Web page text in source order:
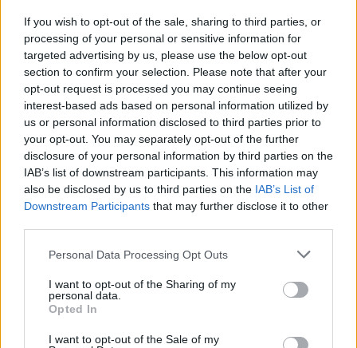
If you wish to opt-out of the sale, sharing to third parties, or
processing of your personal or sensitive information for
targeted advertising by us, please use the below opt-out
section to confirm your selection. Please note that after your
opt-out request is processed you may continue seeing
interest-based ads based on personal information utilized by
us or personal information disclosed to third parties prior to
your opt-out. You may separately opt-out of the further
disclosure of your personal information by third parties on the
IAB’s list of downstream participants. This information may
also be disclosed by us to third parties on the IAB’s List of
Downstream Participants that may further disclose it to other
Personal Data Processing Opt Outs
I want to opt-out of the Sharing of my
personal data.
Opted In
I want to opt-out of the Sale of my
πρόγραμμα στήριξης- Κάλυψη εισφορών ΕΔΟΕΑΠ
Η Toyota φέρνει νέα γενιά
μπαταριών για τα υβριδικά της
Σε κινεζική… πολιορκία η
ευρωπαϊκή
αυτοκινητοβιομηχανία
Νέο Audi A2 e-tron με στόχο την κορυφή της αποδοτικότητας
Βουλγαρία για τις θέσεις 5-8
θέλει να δηλώσει συμμετοχή
δρόμο για δάνεια έως 5 δισ. σε μικρομεσαίες